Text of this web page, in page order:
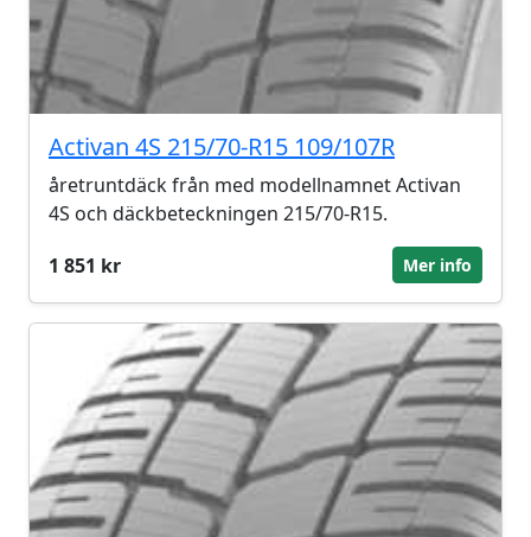
Activan 4S 215/70-R15 109/107R
åretruntdäck från med modellnamnet Activan
4S och däckbeteckningen 215/70-R15.
1 851 kr
Mer info